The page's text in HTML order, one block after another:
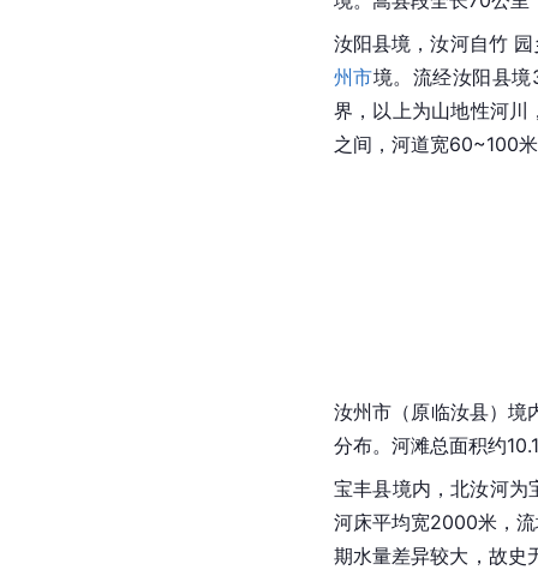
汝阳县境，汝河自竹
州市境。流经汝阳县境
界，以上为山地性河川
之间，河道宽60~100
汝州市（原临汝县）境
分布。河滩总面积约
宝丰县境内，北汝河为
河床平均宽2000米，
期水量差异较大，故史